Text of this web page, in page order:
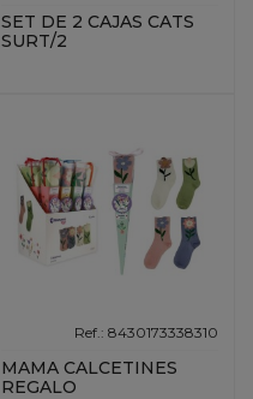
SET DE 2 CAJAS CATS
SURT/2
Ref.: 8430173338310
MAMA CALCETINES
REGALO